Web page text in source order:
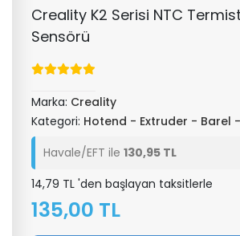
Creality K2 Serisi NTC
Sensörü
Marka: Creality
Kategori: Hotend - Extruder - Barel
Havale/EFT ile 130,95 TL
14,79 TL 'den başlayan taksitlerle
135,00 TL